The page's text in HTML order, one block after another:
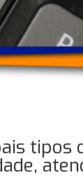
tipos